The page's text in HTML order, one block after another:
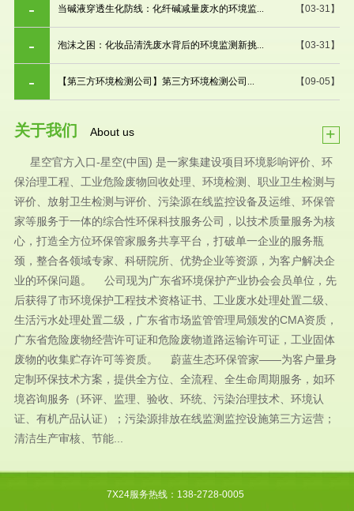
【03-31】
当碱液穿透生化防线：化纤碱减量废水的环境监...
【03-31】
泡沫之困：化妆品清洗废水背后的环境监测新挑...
【09-05】
【第三方环境检测公司】第三方环境检测公司...
关于我们 About us +
星空官方入口-星空(中国) 是一家集建设项目环境影响评价、环
保治理工程、工业危险废物回收处理、环境检测、职业卫生检测与
评价、放射卫生检测与评价、污染源在线监控设备及运维、环保管
家等服务于一体的综合性环保科技服务公司，以技术质量服务为核
心，打造全方位环保管家服务共享平台，打破单一企业的服务瓶
颈，整合各领域专家、科研院所、优势企业等资源，为客户解决企
业的环保问题。 公司现为广东省环境保护产业协会会员单位，先
后获得了市环境保护工程技术资格证书、工业废水处理处置二级、
生活污水处理处置二级，广东省市场监管管理局颁发的CMA资质，
广东省危险废物经营许可证和危险废物道路运输许可证，工业固体
废物的收集贮存许可等资质。 蔚蓝生态环保管家——为客户量身
定制环保技术方案，提供全方位、全流程、全生命周期服务，如环
境咨询服务（环评、监理、验收、环统、污染治理技术、环境认
证、有机产品认证）；污染源排放在线监测监控设施第三方运营；
清洁生产审核、节能...
7X24服务热线：138-2728-0005